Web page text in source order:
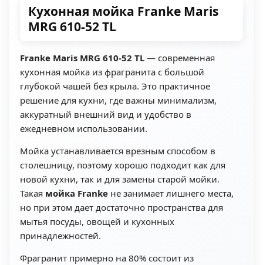
Кухонная мойка Franke Maris
MRG 610-52 TL
Franke Maris MRG 610-52 TL — современная
кухонная мойка из фрагранита с большой
глубокой чашей без крыла. Это практичное
решение для кухни, где важны минимализм,
аккуратный внешний вид и удобство в
ежедневном использовании.
Мойка устанавливается врезным способом в
столешницу, поэтому хорошо подходит как для
новой кухни, так и для замены старой мойки.
Такая мойка Franke не занимает лишнего места,
но при этом дает достаточно пространства для
мытья посуды, овощей и кухонных
принадлежностей.
Фрагранит примерно на 80% состоит из